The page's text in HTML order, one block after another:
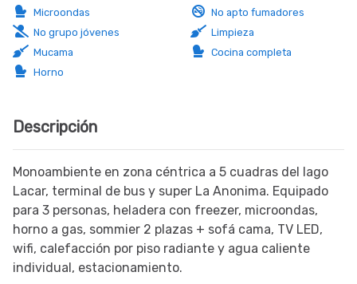
Microondas
No apto fumadores
No grupo jóvenes
Limpieza
Mucama
Cocina completa
Horno
Descripción
Monoambiente en zona céntrica a 5 cuadras del lago
Lacar, terminal de bus y super La Anonima. Equipado
para 3 personas, heladera con freezer, microondas,
horno a gas, sommier 2 plazas + sofá cama, TV LED,
wifi, calefacción por piso radiante y agua caliente
individual, estacionamiento.